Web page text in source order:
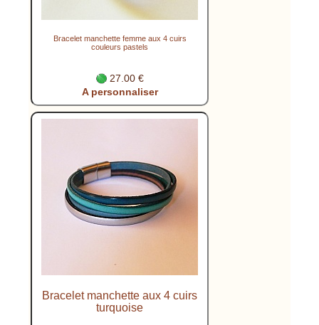
Bracelet manchette femme aux 4 cuirs
couleurs pastels
27.00 €
A personnaliser
Bracelet manchette aux 4 cuirs
turquoise